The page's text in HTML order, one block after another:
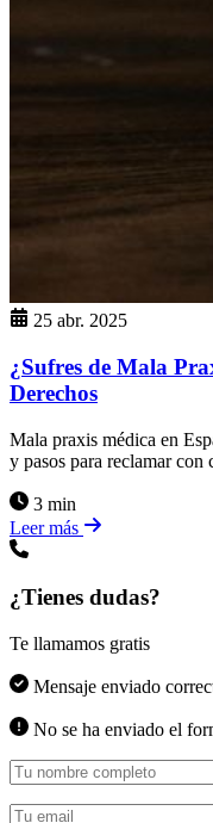
25 abr. 2025
¿Sufres de Mala
Derechos
Mala praxis médica en
y pasos para reclamar con
3 min
Leer más
¿Tienes dudas?
Te llamamos gratis
Mensaje enviado
No se ha enviado el